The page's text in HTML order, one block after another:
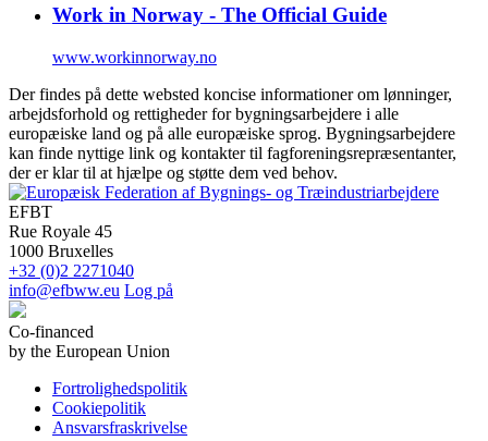
Work in Norway - The Official Guide
www.workinnorway.no
Der findes på dette websted koncise informationer om lønninger,
arbejdsforhold og rettigheder for bygningsarbejdere i alle
europæiske land og på alle europæiske sprog. Bygningsarbejdere
kan finde nyttige link og kontakter til fagforeningsrepræsentanter,
der er klar til at hjælpe og støtte dem ved behov.
EFBT
Rue Royale 45
1000 Bruxelles
+32 (0)2 2271040
info@efbww.eu Log på
Co-financed
by the European Union
Fortrolighedspolitik
Cookiepolitik
Ansvarsfraskrivelse